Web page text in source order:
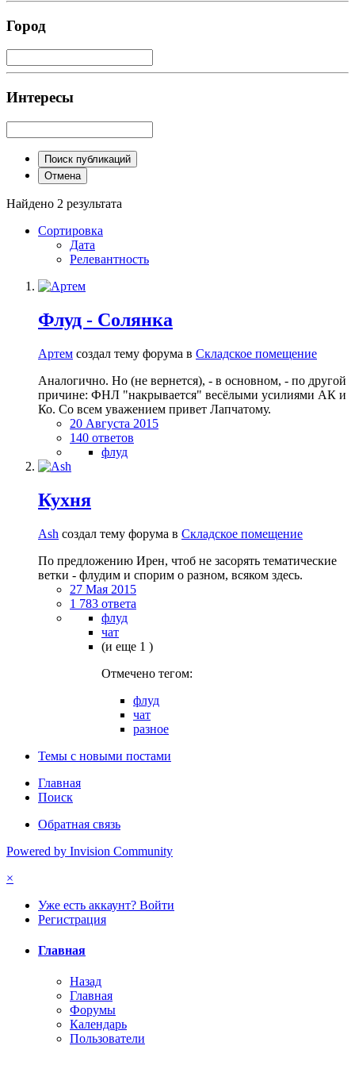
Город
Интересы
Поиск публикаций
Отмена
Найдено 2 результата
Сортировка
Дата
Релевантность
Флуд - Солянка
Артем создал тему форума в Складское помещение
Аналогично. Но (не вернется), - в основном, - по другой
причине: ФНЛ "накрывается" весёлыми усилиями АК и
Ко. Со всем уважением привет Лапчатому.
20 Августа 2015
140 ответов
флуд
Кухня
Ash создал тему форума в Складское помещение
По предложению Ирен, чтоб не засорять тематические
ветки - флудим и спорим о разном, всяком здесь.
27 Мая 2015
1 783 ответа
флуд
чат
(и еще 1 )
Отмечено тегом:
флуд
чат
разное
Темы с новыми постами
Главная
Поиск
Обратная связь
Powered by Invision Community
×
Уже есть аккаунт? Войти
Регистрация
Главная
Назад
Главная
Форумы
Календарь
Пользователи